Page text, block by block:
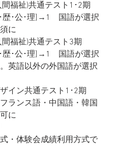
福祉)共通テスト1･2期
歴･公･理]→1　国語が選択
に
福祉)共通テスト3期
歴･公･理]→1　国語が選択
英語以外の外国語が選択
イン共通テスト1･2期
ランス語・中国語・韓国
に
・体験会成績利用方式で